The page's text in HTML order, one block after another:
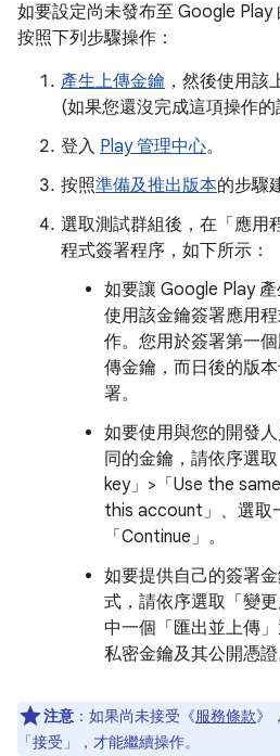
如要設定尚未發布至 Google
按照下列步驟操作：
產生上傳金鑰 ，然後使用該
(如果您還沒完成這項操作的
登入 Play 管理中心。
按照準備及推出版本的步驟
選取測試群組後，在「應用
程式簽署程序，如下所示：
如要讓 Google Play
使用該金鑰簽署應用
作。您用於簽署第一
傳金鑰，而日後的版
署。
如要使用與您的開發
同的金鑰，請依序選
key」>「Use the
this account」 、選取
「Continue」 。
如要提供自己的簽署
式，請依序選取「變更
中一個「匯出並上傳」
私密金鑰及其公開憑證
注意 ： 如果尚未接受《服務條款》
「接受」，才能繼續操作。